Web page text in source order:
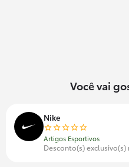
Você vai
Nike
Artigos Esportivos
Desconto(s) exclusivo(s)